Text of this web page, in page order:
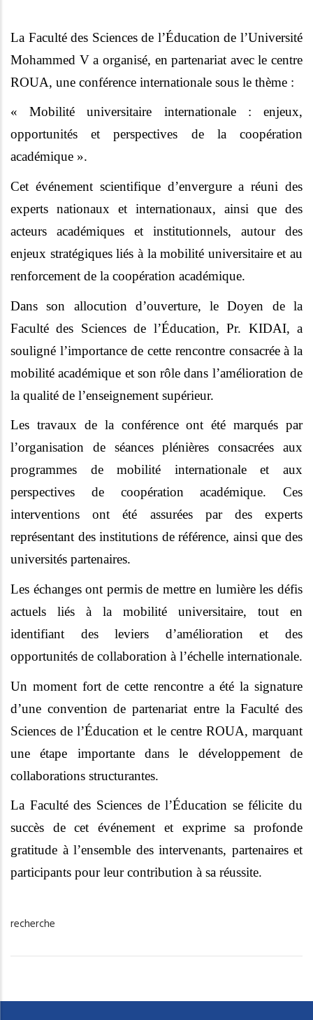
La Faculté des Sciences de l’Éducation de l’Université
Mohammed V a organisé, en partenariat avec le centre
ROUA, une conférence internationale sous le thème :
« Mobilité universitaire internationale : enjeux,
opportunités et perspectives de la coopération
académique ».
Cet événement scientifique d’envergure a réuni des
experts nationaux et internationaux, ainsi que des
acteurs académiques et institutionnels, autour des
enjeux stratégiques liés à la mobilité universitaire et au
renforcement de la coopération académique.
Dans son allocution d’ouverture, le Doyen de la
Faculté des Sciences de l’Éducation, Pr. KIDAI, a
souligné l’importance de cette rencontre consacrée à la
mobilité académique et son rôle dans l’amélioration de
la qualité de l’enseignement supérieur.
Les travaux de la conférence ont été marqués par
l’organisation de séances plénières consacrées aux
programmes de mobilité internationale et aux
perspectives de coopération académique. Ces
interventions ont été assurées par des experts
représentant des institutions de référence, ainsi que des
universités partenaires.
Les échanges ont permis de mettre en lumière les défis
actuels liés à la mobilité universitaire, tout en
identifiant des leviers d’amélioration et des
opportunités de collaboration à l’échelle internationale.
Un moment fort de cette rencontre a été la signature
d’une convention de partenariat entre la Faculté des
Sciences de l’Éducation et le centre ROUA, marquant
une étape importante dans le développement de
collaborations structurantes.
La Faculté des Sciences de l’Éducation se félicite du
succès de cet événement et exprime sa profonde
gratitude à l’ensemble des intervenants, partenaires et
participants pour leur contribution à sa réussite.
recherche